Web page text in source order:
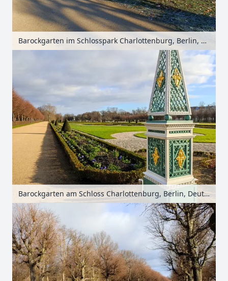
Barockgarten im Schlosspark Charlottenburg, Berlin, Deutschland
Barockgarten am Schloss Charlottenburg, Berlin, Deutschland